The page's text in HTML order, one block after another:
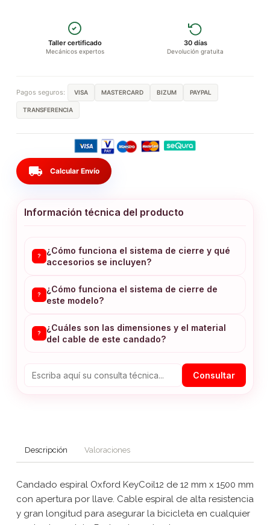
Taller certificado
Mecánicos expertos
30 días
Devolución gratuita
Pagos seguros: VISA MASTERCARD BIZUM PAYPAL
TRANSFERENCIA
local_shipping Calcular Envío
Información técnica del producto
?
¿Cómo funciona el sistema de cierre y qué
accesorios se incluyen?
?
¿Cómo funciona el sistema de cierre de
este modelo?
?
¿Cuáles son las dimensiones y el material
del cable de este candado?
Consultar
Descripción Valoraciones
Candado espiral Oxford KeyCoil12 de 12 mm x 1500 mm
con apertura por llave. Cable espiral de alta resistencia
y gran longitud para asegurar la bicicleta en cualquier